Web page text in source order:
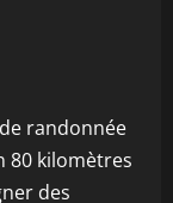
randonnée
80 kilomètres
des